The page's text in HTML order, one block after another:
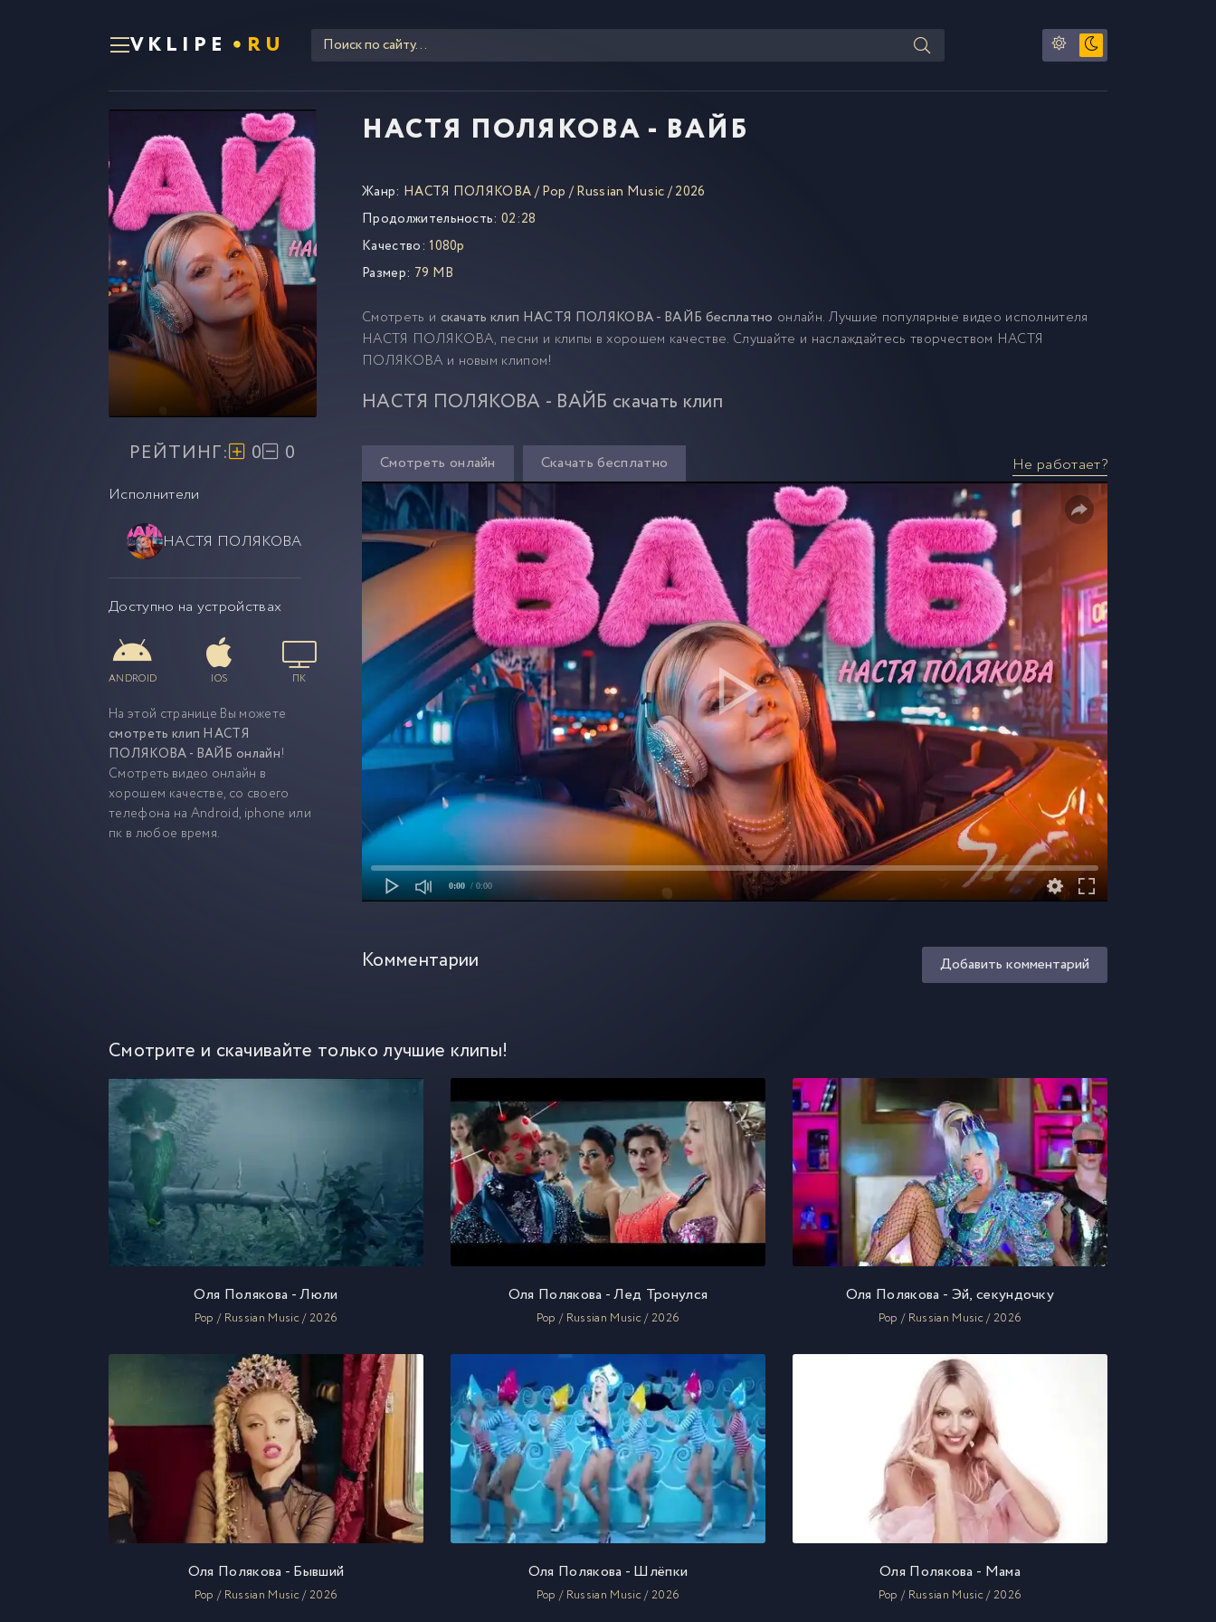
VKLIPE RU
НАСТЯ ПОЛЯКОВА - ВАЙБ
РЕЙТИНГ: 0 0
Исполнители
НАСТЯ ПОЛЯКОВА
Доступно на устройствах
ANDROID IOS ПК
На этой странице Вы можете
смотреть клип НАСТЯ
ПОЛЯКОВА - ВАЙБ онлайн!
Смотреть видео онлайн в
хорошем качестве, со своего
телефона на Android, iphone или
пк в любое время.
Жанр: НАСТЯ ПОЛЯКОВА/Pop /Russian Music/2026
Продолжительность: 02:28
Качество: 1080p
Размер: 79 MB
Смотреть и скачать клип НАСТЯ ПОЛЯКОВА - ВАЙБ бесплатно онлайн. Лучшие популярные видео исполнителя
НАСТЯ ПОЛЯКОВА, песни и клипы в хорошем качестве. Слушайте и наслаждайтесь творчеством НАСТЯ
ПОЛЯКОВА и новым клипом!
НАСТЯ ПОЛЯКОВА - ВАЙБ скачать клип
Смотреть онлайн Скачать бесплатно Не работает?
0:00 / 0:00
Комментарии Добавить комментарий
Смотрите и скачивайте только лучшие клипы!
Оля Полякова - Люли
Pop / Russian Music / 2026
Оля Полякова - Лед Тронулся
Pop / Russian Music / 2026
Оля Полякова - Эй, секундочку
Pop / Russian Music / 2026
Оля Полякова - Бывший
Pop / Russian Music / 2026
Оля Полякова - Шлёпки
Pop / Russian Music / 2026
Оля Полякова - Мама
Pop / Russian Music / 2026